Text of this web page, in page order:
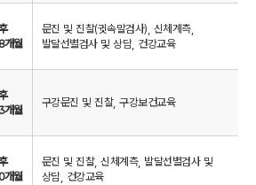
개월
문진 및 진찰(귓속말검사), 신체계측,
발달선별검사 및 상담, 건강교육
개월
구강문진 및 진찰, 구강보건교육
개월
문진 및 진찰, 신체계측, 발달선별검사 및
상담, 건강교육